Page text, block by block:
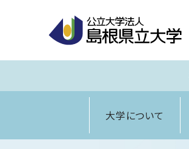
大学について